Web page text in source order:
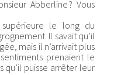
Abberline ? Vous
le long du
Il savait qu’il
mais il n’arrivait plus
prenaient le
qu’il puisse arrêter leur